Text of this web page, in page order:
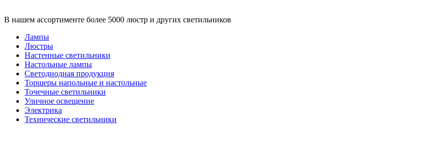
В нашем ассортименте более 5000 люстр и других светильников
Лампы
Люстры
Настенные светильники
Настольные лампы
Светодиодная продукция
Торшеры напольные и настольные
Точечные светильники
Уличное освещение
Электрика
Технические светильники